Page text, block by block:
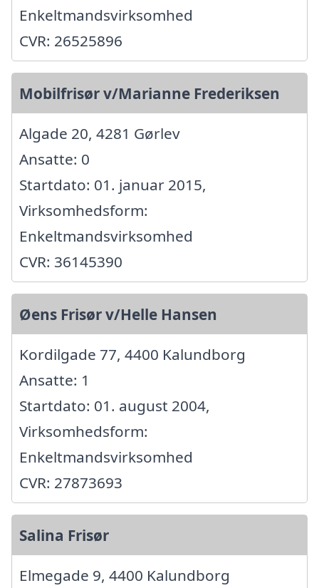
Enkeltmandsvirksomhed
CVR: 26525896
Mobilfrisør v/Marianne Frederiksen
Algade 20, 4281 Gørlev
Ansatte: 0
Startdato: 01. januar 2015,
Virksomhedsform:
Enkeltmandsvirksomhed
CVR: 36145390
Øens Frisør v/Helle Hansen
Kordilgade 77, 4400 Kalundborg
Ansatte: 1
Startdato: 01. august 2004,
Virksomhedsform:
Enkeltmandsvirksomhed
CVR: 27873693
Salina Frisør
Elmegade 9, 4400 Kalundborg